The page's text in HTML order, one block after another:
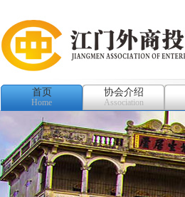
首页
Home
协会介绍
Association